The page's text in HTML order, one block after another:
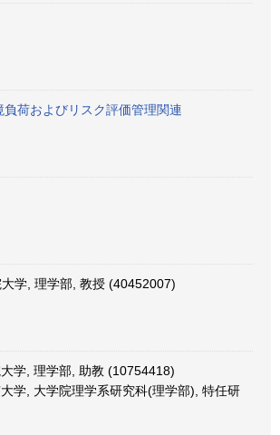
荷およびリスク評価管理関連
学, 理学部, 教授 (40452007)
学, 理学部, 助教 (10754418)
学, 大学院理学系研究科(理学部), 特任研